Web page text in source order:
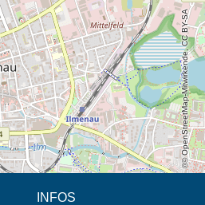
© OpenStreetMap-Mitwirkende, CC BY-SA
INFOS